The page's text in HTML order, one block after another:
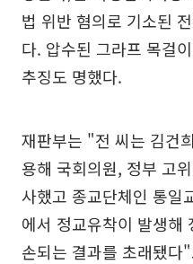
법 위반 혐의로 기소된
다. 압수된 그라프 목걸
추징도 명했다.
재판부는 "전 씨는 김건
용해 국회의원, 정부 고
사했고 종교단체인 통일
에서 정교유착이 발생해
손되는 결과를 초래됐다